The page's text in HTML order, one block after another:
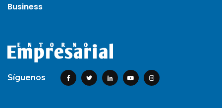
Business
Síguenos